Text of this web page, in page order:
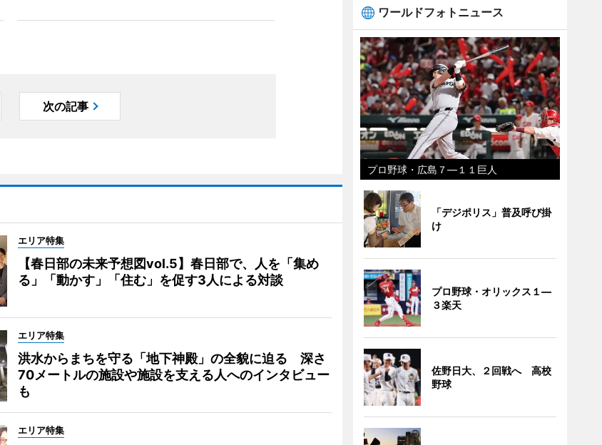
次の記事
エリア特集
【春日部の未来予想図vol.5】春日部で、人を「集め
る」「動かす」「住む」を促す3人による対談
エリア特集
洪水からまちを守る「地下神殿」の全貌に迫る 深さ
70メートルの施設や施設を支える人へのインタビュー
も
エリア特集
ワールドフォトニュース
プロ野球・広島７―１１巨人
「デジポリス」普及呼び掛
け
プロ野球・オリックス１―
３楽天
佐野日大、２回戦へ 高校
野球